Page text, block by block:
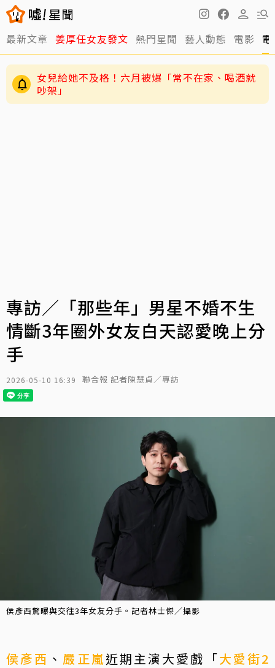
最新文章 姜厚任女友發文 熱門星聞 藝人動態 電影
女兒給她不及格！六月被爆「常不在家、喝酒就
吵架」
專訪／「那些年」男星不婚不生
情斷3年圈外女友白天認愛晚上分
手
2026-05-10 16:39 聯合報 記者陳慧貞／專訪
侯彥西驚曝與交往3年女友分手。記者林士傑／攝影
侯彥西 、 嚴正嵐近期主演大愛戲「大愛街2